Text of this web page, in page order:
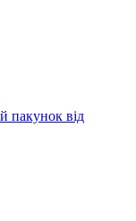
пакунок від